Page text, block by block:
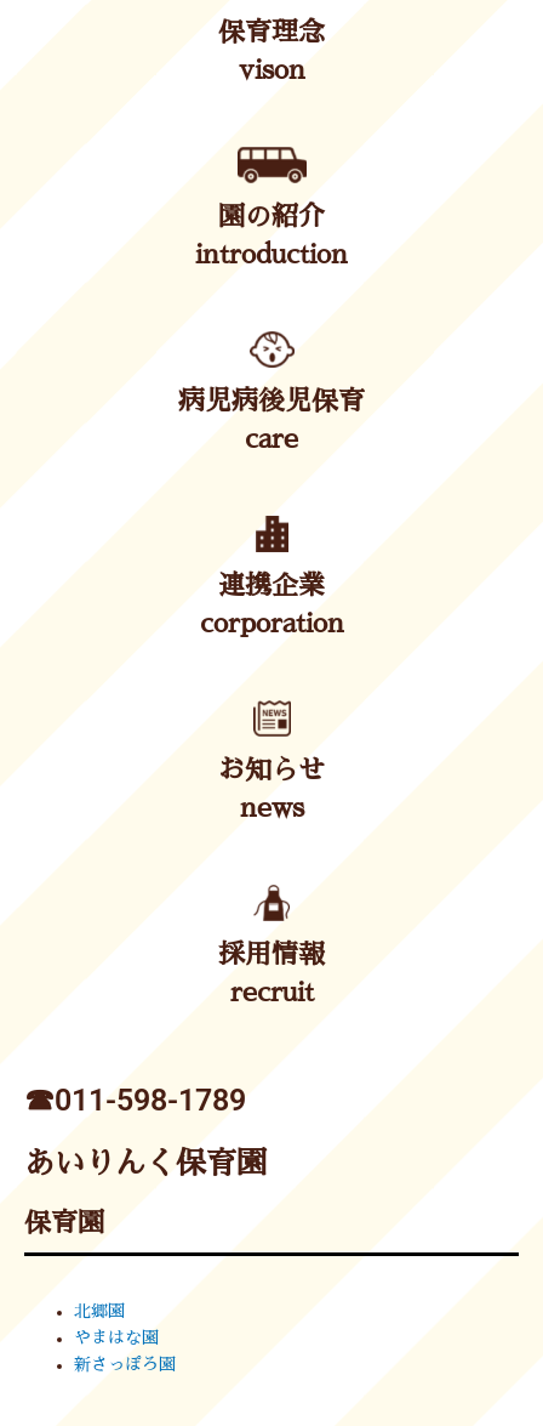
保育理念
vison
園の紹介
introduction
病児病後児保育
care
連携企業
corporation
お知らせ
news
採用情報
recruit
☎︎011-598-1789
あいりんく保育園
保育園
北郷園
やまはな園
新さっぽろ園